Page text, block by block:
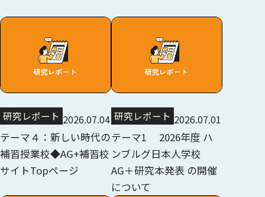
研究レポート 2026.07.04
テーマ４：新しい時代の
補習授業校◆AG+補習校
サイトTopページ
研究レポート 2026.07.01
テーマ1 2026年度 ハ
ンブルグ日本人学校
AG＋研究本発表 の開催
について